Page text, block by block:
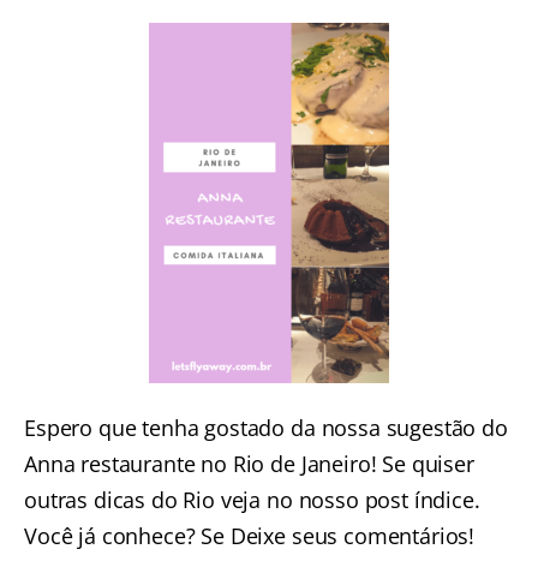
Espero que tenha gostado da nossa sugestão do
Anna restaurante no Rio de Janeiro! Se quiser
outras dicas do Rio veja no nosso post índice.
Você já conhece? Se Deixe seus comentários!